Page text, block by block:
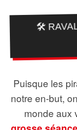
🛠️
Puisque les
notre en-but,
monde aux